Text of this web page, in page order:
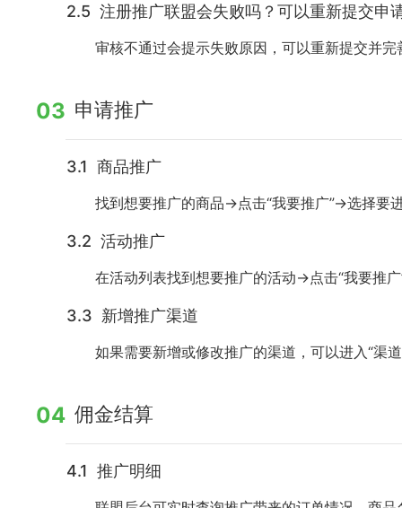
2.5 注册推广联盟会失败吗？可以重新提交申
审核不通过会提示失败原因，可以重新提交并完
03 申请推广
3.1 商品推广
找到想要推广的商品→点击“我要推广”→选择
3.2 活动推广
在活动列表找到想要推广的活动→点击“我要推
3.3 新增推广渠道
如果需要新增或修改推广的渠道，可以进入“渠
04 佣金结算
4.1 推广明细